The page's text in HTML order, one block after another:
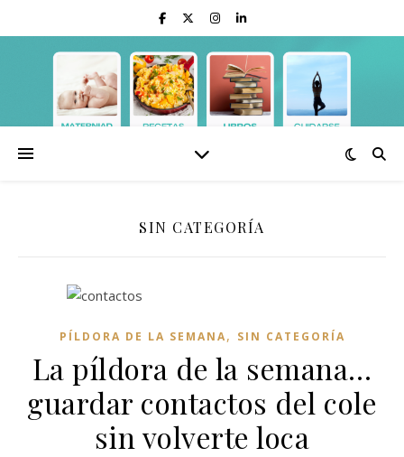
SIN CATEGORÍA
PÍLDORA DE LA SEMANA, SIN CATEGORÍA
La píldora de la semana…
guardar contactos del cole
sin volverte loca